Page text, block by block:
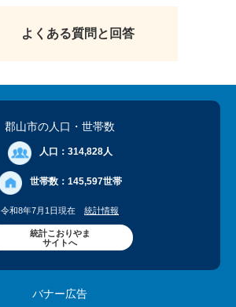
よくある質問と回答
郡山市の人口 ・世帯数
人口： 314,828人
世帯数： 145,597世帯
令和8年7月1日現在 統計情報
統計こおりやま
サイトへ
バナー広告